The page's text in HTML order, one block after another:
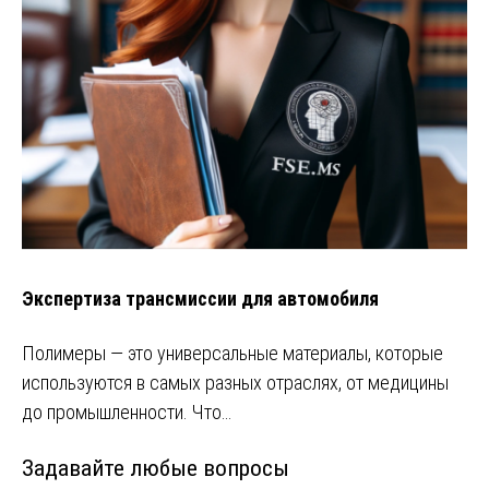
Экспертиза трансмиссии для автомобиля
Полимеры — это универсальные материалы, которые
используются в самых разных отраслях, от медицины
до промышленности. Что…
Задавайте любые вопросы